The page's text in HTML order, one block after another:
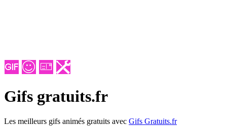
Gifs gratuits.fr
Les meilleurs gifs animés gratuits avec Gifs Gratuits.fr